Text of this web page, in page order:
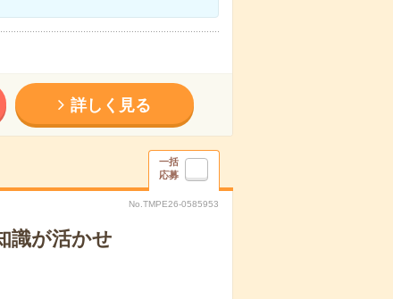
詳しく見る
一括
応募
No.TMPE26-0585953
識が活かせ